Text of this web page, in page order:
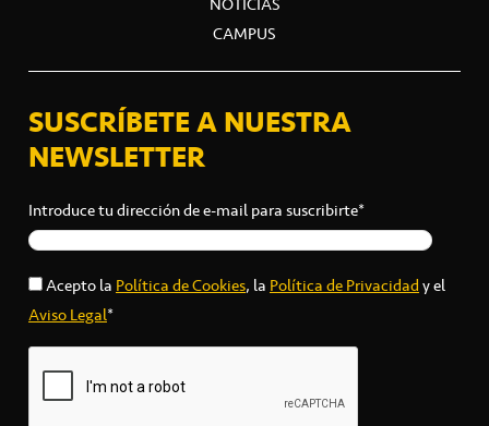
CAMPUS
SUSCRÍBETE A NUESTRA
NEWSLETTER
Introduce tu dirección de e-mail para suscribirte*
Acepto laPolítica de Cookies, laPolítica de Privacidady el
Aviso Legal*